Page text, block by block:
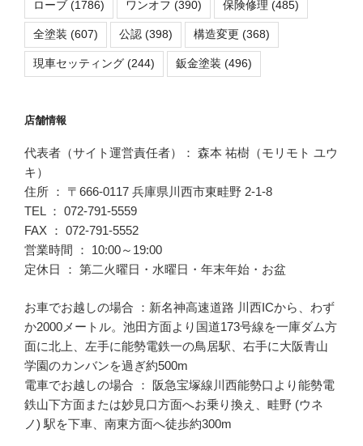
ローブ (1786) ワンオフ (390) 保険修理 (485)
全塗装 (607) 公認 (398) 構造変更 (368)
現車セッティング (244) 鈑金塗装 (496)
店舗情報
代表者（サイト運営責任者）： 森本 祐樹（モリモト ユウ
キ）
住所 ： 〒666-0117 兵庫県川西市東畦野 2-1-8
TEL ： 072-791-5559
FAX ： 072-791-5552
営業時間 ： 10:00～19:00
定休日 ： 第二火曜日・水曜日・年末年始・お盆
お車でお越しの場合 ：新名神高速道路 川西ICから、わず
か2000メートル。池田方面より国道173号線を一庫ダム方
面に北上、左手に能勢電鉄一の鳥居駅、右手に大阪青山
学園のカンバンを過ぎ約500m
電車でお越しの場合 ： 阪急宝塚線川西能勢口より能勢電
鉄山下方面または妙見口方面へお乗り換え、畦野 (ウネ
ノ) 駅を下車、南東方面へ徒歩約300m